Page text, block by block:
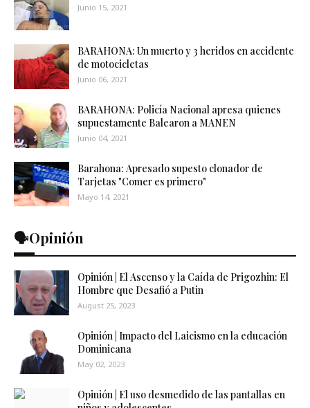
Junio 15, 2021
BARAHONA: Un muerto y 3 heridos en accidente
de motocicletas
Junio 06, 2021
BARAHONA: Policía Nacional apresa quienes
supuestamente Balearon a MANEN
Junio 04, 2021
Barahona: Apresado supesto clonador de
Tarjetas "Comer es primero"
Mayo 14, 2021
🗣️Opinión
Opinión | El Ascenso y la Caída de Prigozhin: El
Hombre que Desafió a Putin
August 25, 2023
Opinión | Impacto del Laicismo en la educación
Dominicana
May 02, 2023
Opinión | El uso desmedido de las pantallas en